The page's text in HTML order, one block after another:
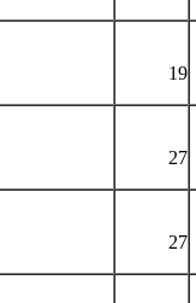
19
27
27